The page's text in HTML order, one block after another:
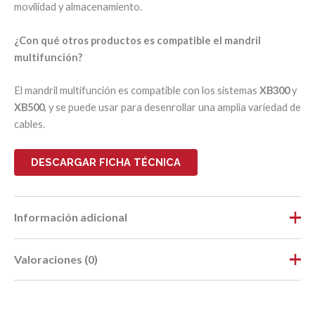
movilidad y almacenamiento.
¿Con qué otros productos es compatible el mandril
multifunción?
El mandril multifunción es compatible con los sistemas XB300y
XB500, y se puede usar para desenrollar una amplia variedad de
cables.
DESCARGAR FICHA TÉCNICA
Información adicional
Peso
Valoraciones (0)